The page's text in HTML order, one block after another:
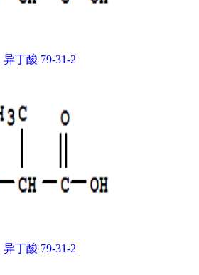
异丁酸 79-31-2
异丁酸 79-31-2